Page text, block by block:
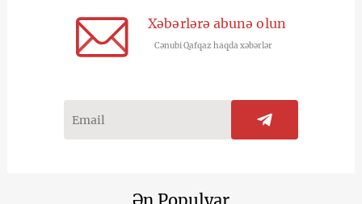
Xəbərlərə abunə olun
Cənubi Qafqaz haqda xəbərlər